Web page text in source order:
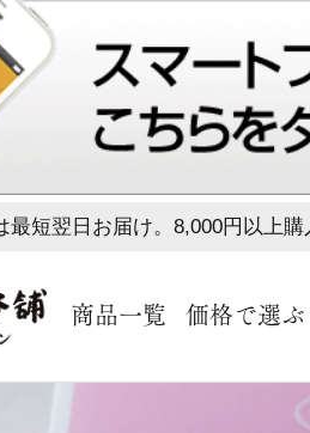
最短翌日お届け。8,000円以上
商品一覧 価格で選ぶ